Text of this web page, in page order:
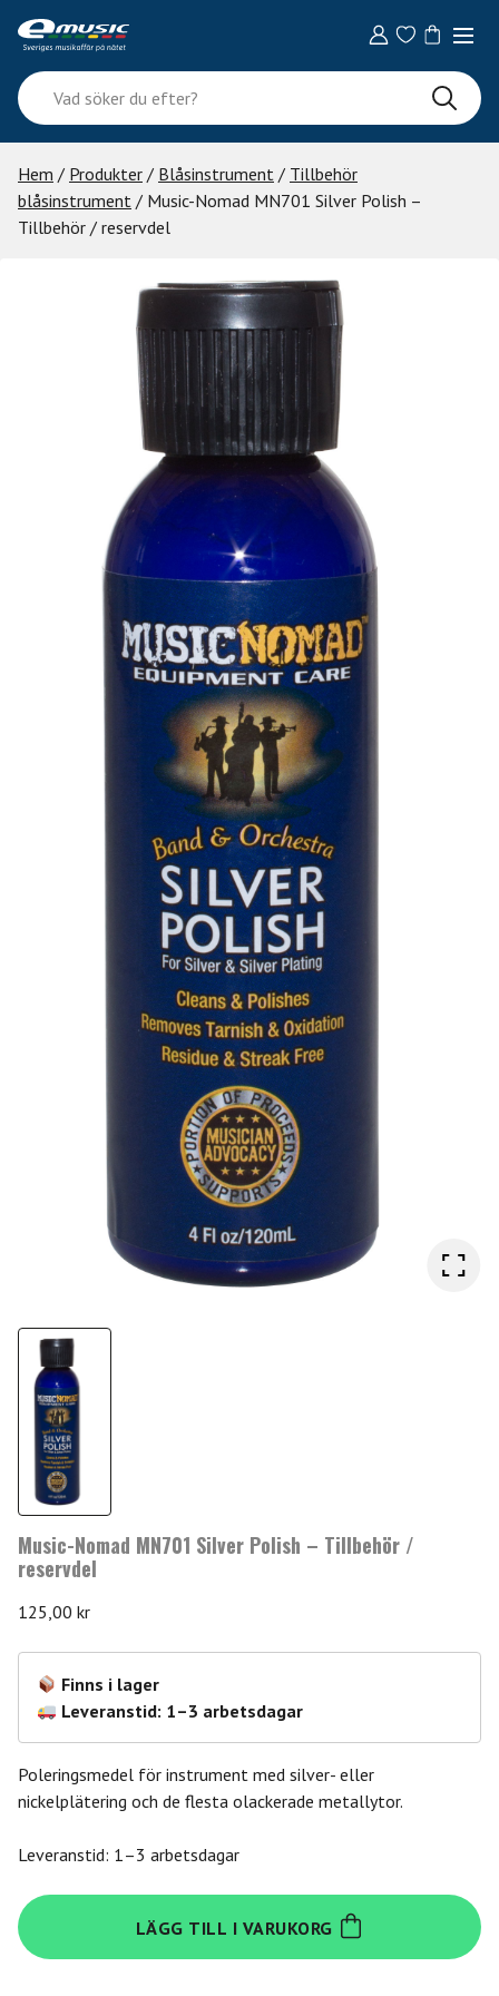
content
Vad
söker
du
efter?
Hem / Produkter / Blåsinstrument / Tillbehör
blåsinstrument / Music-Nomad MN701 Silver Polish –
Tillbehör / reservdel
Music-Nomad MN701 Silver Polish – Tillbehör /
reservdel
125,00 kr
Finns i lager
Leveranstid: 1–3 arbetsdagar
Poleringsmedel för instrument med silver- eller
nickelplätering och de flesta olackerade metallytor.
Leveranstid: 1–3 arbetsdagar
Music-
Nomad
MN701
LÄGG TILL I VARUKORG